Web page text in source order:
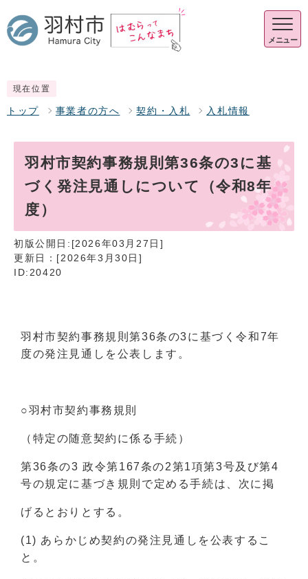
メニュー
現在位置
トップ 事業者の方へ 契約・入札 入札情報
羽村市契約事務規則第36条の3に基
づく発注見通しについて（令和8年
度）
初版公開日:[2026年03月27日]
更新日：[2026年3月30日]
ID:20420
羽村市契約事務規則第36条の3に基づく令和7年
度の発注見通しを公表します。
○羽村市契約事務規則
（特定の随意契約に係る手続）
第36条の3 政令第167条の2第1項第3号及び第4
号の規定に基づき規則で定める手続は、次に掲
げるとおりとする。
(1) あらかじめ契約の発注見通しを公表するこ
と。